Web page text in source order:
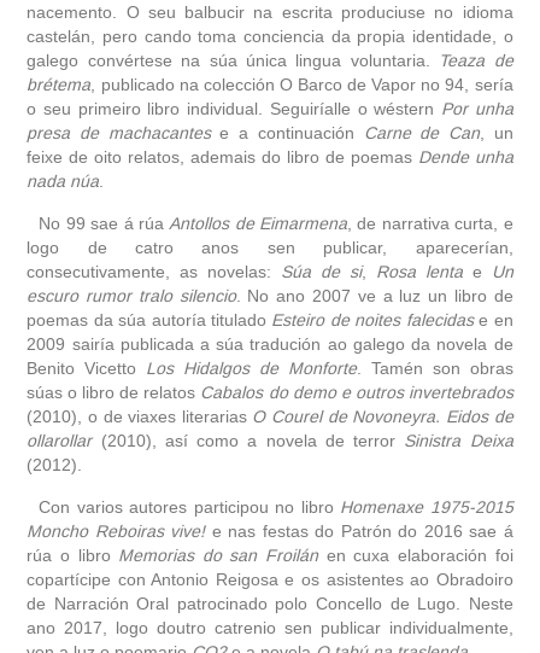
obra
fototeca
videoteca
outros docs
nacemento. O seu balbucir na escrita produciuse no idioma
castelán, pero cando toma conciencia da propia identidade, o
galego convértese na súa única lingua voluntaria.
Teaza de
brétema , publicado na colección O Barco de Vapor no 94, sería
o seu primeiro libro individual. Seguiríalle o wéstern Por unha
presa de machacantese a continuación Carne de Can, un
feixe de oito relatos, ademais do libro de poemas Dende unha
nada núa
No 99 sae á rúa Antollos de Eimarmena , de narrativa curta, e
logo de catro anos sen publicar, aparecerían,
consecutivamente, as novelas: Súa de si, Rosa lentae
Un
escuro rumor tralo silencio. No ano 2007 ve a luz un libro de
poemas da súa autoría titulado Esteiro de noites falecidase en
2009 sairía publicada a súa tradución ao galego da novela de
Benito Vicetto Los Hidalgos de Monforte. Tamén son obras
súas o libro de relatos Cabalos do demo e outros invertebrados
(2010), o de viaxes literarias O Courel de Novoneyra. Eidos de
ollarollar(2010), así como a novela de terror Sinistra Deixa
(2012).
Con varios autores participou no libro Homenaxe 1975-2015
Moncho Reboiras vive!e nas festas do Patrón do 2016 sae á
rúa o libro Memorias do san Froilánen cuxa elaboración foi
copartícipe con Antonio Reigosa e os asistentes ao Obradoiro
de Narración Oral patrocinado polo Concello de Lugo. Neste
ano 2017, logo doutro catrenio sen publicar individualmente,